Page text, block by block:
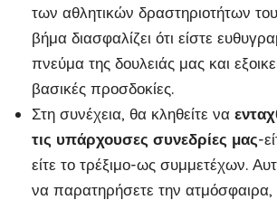
των αθλητικών δραστηριοτήτων
βήμα διασφαλίζει ότι είστε
πνεύμα της δουλειάς μας και
βασικές προσδοκίες.
Στη συνέχεια, θα κληθείτε να
τις υπάρχουσες συνεδρίες μας-
είτε το τρέξιμο-ως συμμετέχων.
να παρατηρήσετε την ατμόσφαιρα,